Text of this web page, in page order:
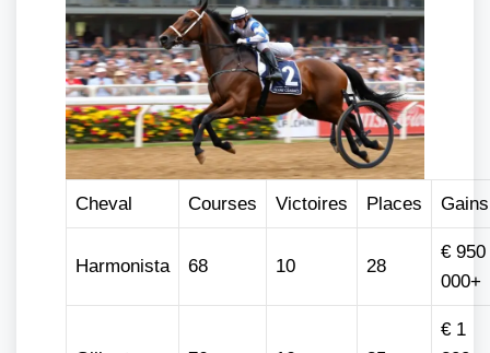
Cheval Courses Victoires Places Gains
Harmonista 68 10 28
€ 950
000+
€ 1